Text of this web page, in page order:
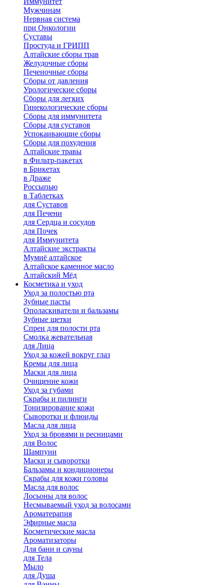
Мужчинам
Нервная система
при Онкологии
Суставы
Простуда и ГРИПП
Алтайские сборы трав
Желудочные сборы
Печеночные сборы
Сборы от давления
Урологические сборы
Сборы для легких
Гинекологические сборы
Сборы для иммунитета
Сборы для суставов
Успокаивающие сборы
Сборы для похудения
Алтайские травы
в Фильтр-пакетах
в Брикетах
в Драже
Россыпью
в Таблетках
для Cуставов
для Печени
для Сердца и сосудов
для Почек
для Иммунитета
Алтайские экстракты
Мумиё алтайское
Алтайское каменное масло
Алтайский Мёд
Косметика и уход
Уход за полостью рта
Зубные пасты
Ополаскиватели и бальзамы
Зубные щетки
Спреи для полости рта
Смолка жевательная
для Лица
Уход за кожей вокруг глаз
Кремы для лица
Маски для лица
Очищение кожи
Уход за губами
Скрабы и пилинги
Тонизирование кожи
Сыворотки и флюиды
Масла для лица
Уход за бровями и ресницами
для Волос
Шампуни
Маски и сыворотки
Бальзамы и кондиционеры
Скрабы для кожи головы
Масла для волос
Лосьоны для волос
Несмываемый уход за волосами
Ароматерапия
Эфирные масла
Косметические масла
Ароматизаторы
Для бани и сауны
для Тела
Мыло
для Душа